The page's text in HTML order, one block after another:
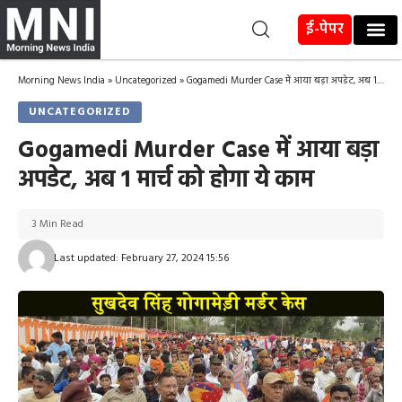
ई-पेपर
Morning News India » Uncategorized »Gogamedi Murder Case में आया बड़ा अपडेट, अब 1 मार्च को होगा ये काम
UNCATEGORIZED
Gogamedi Murder Case में आया बड़ा
अपडेट, अब 1 मार्च को होगा ये काम
Last updated: February 27, 2024 15:56
3 Min Read